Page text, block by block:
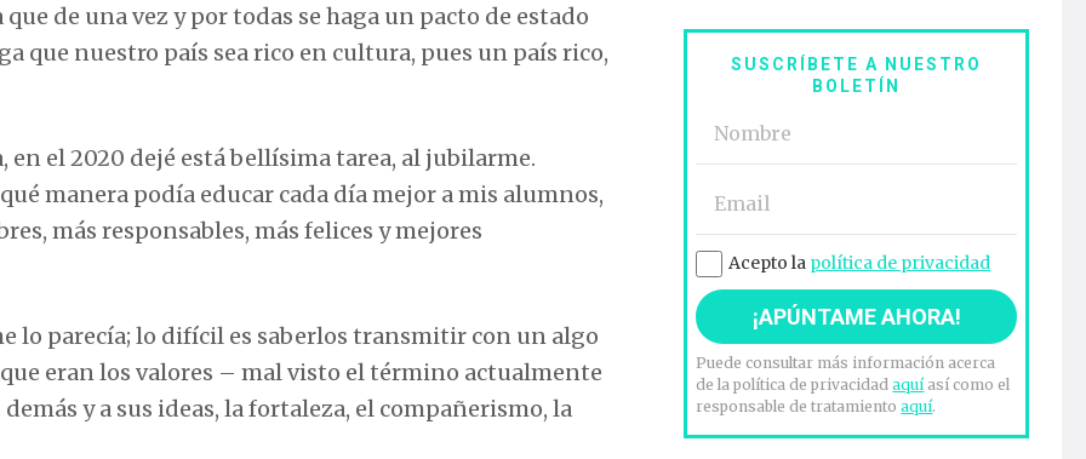
de una vez y por todas se haga un pacto de estado
que nuestro país sea rico en cultura, pues un país rico,
en el 2020 dejé está bellísima tarea, al jubilarme.
manera podía educar cada día mejor a mis alumnos,
más responsables, más felices y mejores
lo parecía; lo difícil es saberlos transmitir con un algo
que eran los valores – mal visto el término actualmente
y a sus ideas, la fortaleza, el compañerismo, la
SUSCRÍBETE A NUESTRO
BOLETÍN
Acepto la política de privacidad
Puede consultar más información acerca
de la política de privacidadaquíasí como el
responsable de tratamientoaquí.